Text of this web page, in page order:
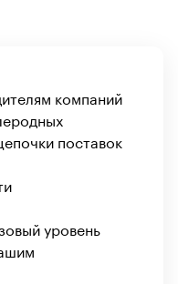
компаний
поставок
уровень